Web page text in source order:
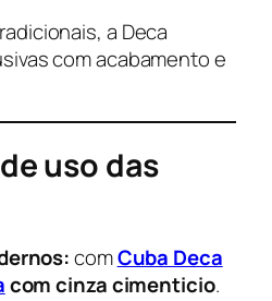
a Deca
com acabamento e
uso das
comCuba Deca
com cinza cimenticio.